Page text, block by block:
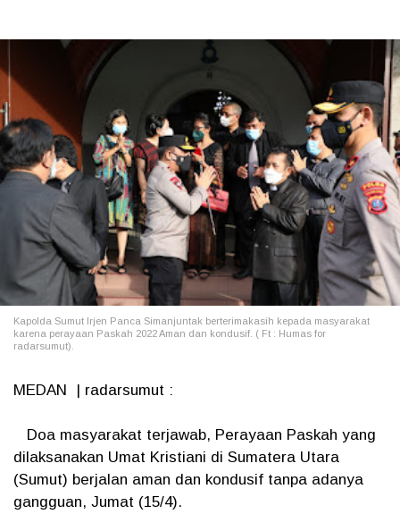
Kapolda Sumut Irjen Panca Simanjuntak berterimakasih kepada masyarakat
karena perayaan Paskah 2022 Aman dan kondusif. ( Ft : Humas for
radarsumut).
MEDAN | radarsumut :
Doa masyarakat terjawab, Perayaan Paskah yang
dilaksanakan Umat Kristiani di Sumatera Utara
(Sumut) berjalan aman dan kondusif tanpa adanya
gangguan, Jumat (15/4).